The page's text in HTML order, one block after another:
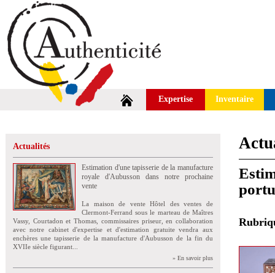
Expertise Inventaire
Actualités
Estimation d'une tapisserie de la manufacture
royale d'Aubusson dans notre prochaine
vente
La maison de vente Hôtel des ventes de
Clermont-Ferrand sous le marteau de Maîtres
Vassy, Courtadon et Thomas, commissaires priseur, en collaboration
avec notre cabinet d'expertise et d'estimation gratuite vendra aux
enchères une tapisserie de la manufacture d'Aubusson de la fin du
XVIIe siècle figurant...
» En savoir plus